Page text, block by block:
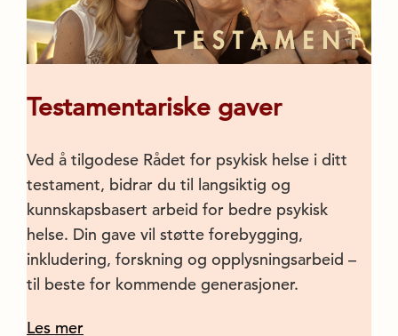
Testamentariske gaver
Ved å tilgodese Rådet for psykisk helse i ditt
testament, bidrar du til langsiktig og
kunnskapsbasert arbeid for bedre psykisk
helse. Din gave vil støtte forebygging,
inkludering, forskning og opplysningsarbeid –
til beste for kommende generasjoner.
Les mer